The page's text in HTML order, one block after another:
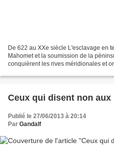
De 622 au XXe siècle L'esclavage en
Mahomet et la soumission de la
conquièrent les rives méridionales et
Ceux qui disent non
Publié le 27/06/2013 à 20:14
Par Gandalf